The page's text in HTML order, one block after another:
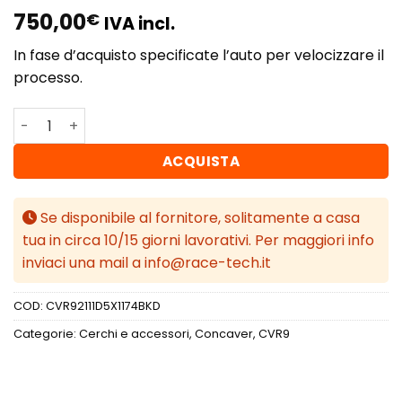
750,00€ IVA incl.
In fase d’acquisto specificate l’auto per velocizzare il
processo.
Concaver CVR9 21x11 ET11-55 BLANK Black Diamond Cut
ACQUISTA
Se disponibile al fornitore, solitamente a casa
tua in circa 10/15 giorni lavorativi. Per maggiori info
inviaci una mail a info@race-tech.it
COD: CVR92111D5X1174BKD
Categorie: Cerchi e accessori, Concaver, CVR9